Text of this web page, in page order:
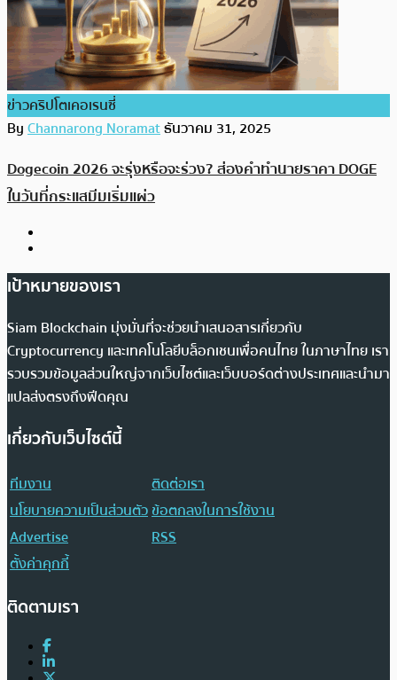
ข่าวคริปโตเคอเรนซี่
ByChannarong Noramatธันวาคม 31, 2025
Dogecoin 2026 จะรุ่งหรือจะร่วง? ส่องคำทำนายราคา DOGE
ในวันที่กระแสมีมเริ่มแผ่ว
เป้าหมายของเรา
Siam Blockchain มุ่งมั่นที่จะช่วยนำเสนอสารเกี่ยวกับ
Cryptocurrency และเทคโนโลยีบล็อกเชนเพื่อคนไทย ในภาษาไทย เรา
รวบรวมข้อมูลส่วนใหญ่จากเว็บไซต์และเว็บบอร์ดต่างประเทศและนำมา
แปลส่งตรงถึงฟีดคุณ
เกี่ยวกับเว็บไซต์นี้
ทีมงาน
ติดต่อเรา
นโยบายความเป็นส่วนตัวข้อตกลงในการใช้งาน
Advertise
RSS
ตั้งค่าคุกกี้
ติดตามเรา